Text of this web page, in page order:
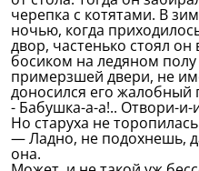
черепка с котятами. В
ночью, когда
двор, частенько стоял
босиком на ледяном
примерзшей двери, не
доносился его жалобный
- Бабушка-а-а!.. Отвори-и-
Но старуха не
— Ладно, не подохнешь,
она.